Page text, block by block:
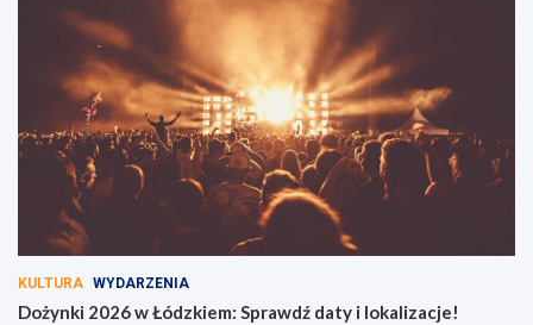
KULTURA WYDARZENIA
Dożynki 2026 w Łódzkiem: Sprawdź daty i lokalizacje!